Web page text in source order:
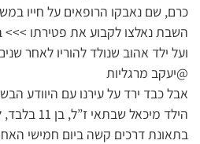
כרם, שם נאבקו הרופאים על חייו
השבת נאלצו לקבוע את פטירתו
ועל ילד אהוב שנולד להוריו לאחר
@יעקב מרגליות
אבל כבד ירד על עירנו עם היוודע
הילד מיכאל
בתאונת דרכים קשה ביום חמישי